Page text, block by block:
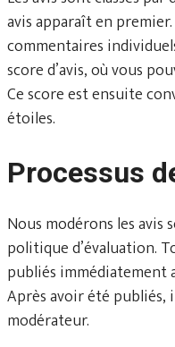
avis apparaît en
commentaires
score d’avis, où vous
Ce score est ensuite
étoiles.
Processus
Nous modérons les
politique d’évaluation.
publiés immédiatement
Après avoir été publiés,
modérateur.